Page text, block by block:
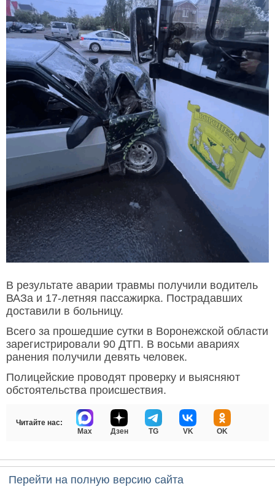
В результате аварии травмы получили водитель
ВАЗа и 17-летняя пассажирка. Пострадавших
доставили в больницу.
Всего за прошедшие сутки в Воронежской области
зарегистрировали 90 ДТП. В восьми авариях
ранения получили девять человек.
Полицейские проводят проверку и выясняют
обстоятельства происшествия.
Читайте нас:
Max
Дзен TG VK OK
Перейти на полную версию сайта